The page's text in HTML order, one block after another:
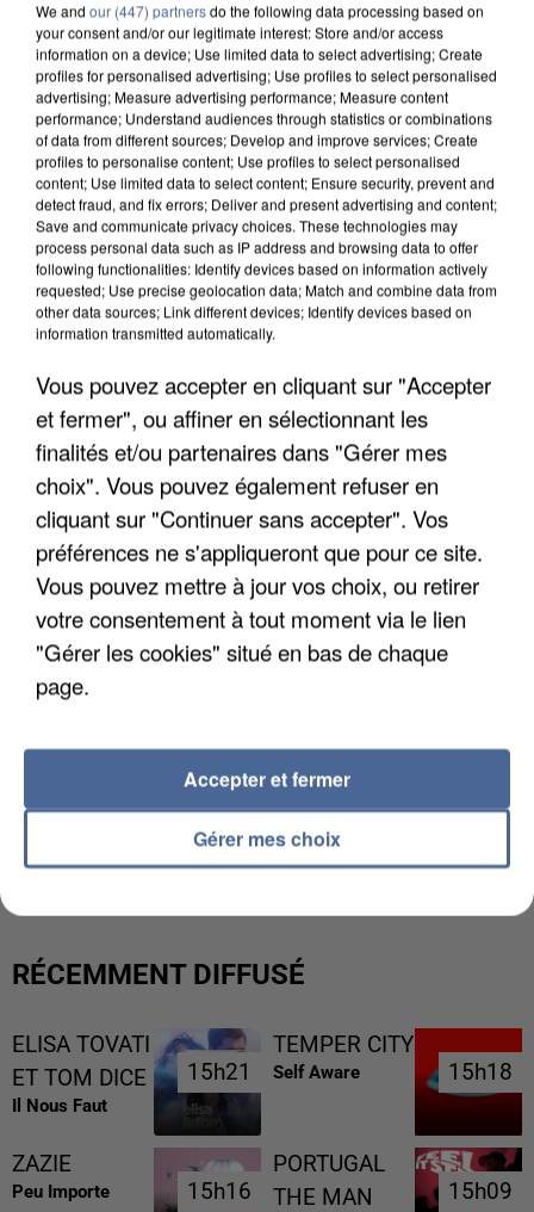
DE FAUNE SAUVAGE SONT...
L’UN DES FONDATEURS SUPPOSÉS DE LA DZ
MAFIA INTERPELLÉ EN ALGÉRIE
RÉCEMMENT DIFFUSÉ
ELISA TOVATI
ET TOM DICE
Il Nous Faut
15h21
15h21
TEMPER CITY
Self Aware 15h18
15h18
ZAZIE
Peu Importe 15h16
15h16
PORTUGAL
THE MAN
15h09
15h09
We and our (447) partnersdo the following data processing based on
your consent and/or our legitimate interest: Store and/or access
information on a device; Use limited data to select advertising; Create
profiles for personalised advertising; Use profiles to select personalised
advertising; Measure advertising performance; Measure content
performance; Understand audiences through statistics or combinations
of data from different sources; Develop and improve services; Create
profiles to personalise content; Use profiles to select personalised
content; Use limited data to select content; Ensure security, prevent and
detect fraud, and fix errors; Deliver and present advertising and content;
Save and communicate privacy choices. These technologies may
process personal data such as IP address and browsing data to offer
following functionalities: Identify devices based on information actively
requested; Use precise geolocation data; Match and combine data from
other data sources; Link different devices; Identify devices based on
information transmitted automatically.
Vous pouvez accepter en cliquant sur "Accepter
et fermer", ou affiner en sélectionnant les
finalités et/ou partenaires dans "Gérer mes
choix". Vous pouvez également refuser en
cliquant sur "Continuer sans accepter". Vos
préférences ne s'appliqueront que pour ce site.
Vous pouvez mettre à jour vos choix, ou retirer
votre consentement à tout moment via le lien
"Gérer les cookies" situé en bas de chaque
page.
Gérer mes choix
Accepter et fermer